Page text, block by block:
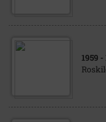
1959 -